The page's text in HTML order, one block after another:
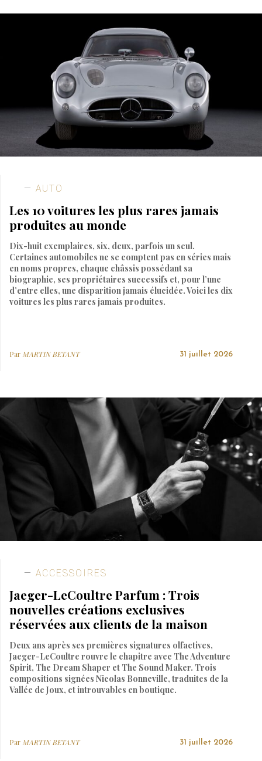
AUTO
Les 10 voitures les plus rares jamais
produites au monde
Dix-huit exemplaires, six, deux, parfois un seul.
Certaines automobiles ne se comptent pas en séries mais
en noms propres, chaque châssis possédant sa
biographie, ses propriétaires successifs et, pour l’une
d’entre elles, une disparition jamais élucidée. Voici les dix
voitures les plus rares jamais produites.
ParMARTIN BETANT 31 juillet 2026
ACCESSOIRES
Jaeger-LeCoultre Parfum : Trois
nouvelles créations exclusives
réservées aux clients de la maison
Deux ans après ses premières signatures olfactives,
Jaeger-LeCoultre rouvre le chapitre avec The Adventure
Spirit, The Dream Shaper et The Sound Maker. Trois
compositions signées Nicolas Bonneville, traduites de la
Vallée de Joux, et introuvables en boutique.
Par MARTIN BETANT 31 juillet 2026